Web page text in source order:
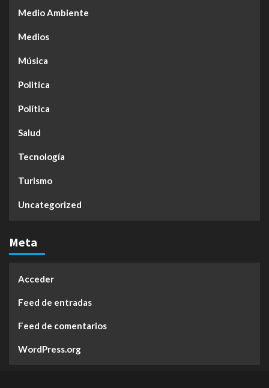
Medio Ambiente
Medios
Música
Politica
Política
Salud
Tecnología
Turismo
Uncategorized
Meta
Acceder
Feed de entradas
Feed de comentarios
WordPress.org